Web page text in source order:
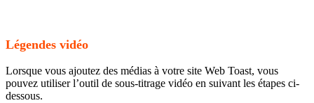
Légendes vidéo
Lorsque vous ajoutez des médias à votre site Web Toast, vous
pouvez utiliser l’outil de sous-titrage vidéo en suivant les étapes ci-
dessous.